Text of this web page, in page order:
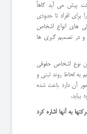
پیش می آید گاهاً
افراد تا حدودی
های انواع اشخاص
و در تصمیم گیری ها
نوع اشخاص حقوقی
به لحاظ روند ثبتی و
آن دارد باعت شده
بیاید.
به آنها اشاره کرد